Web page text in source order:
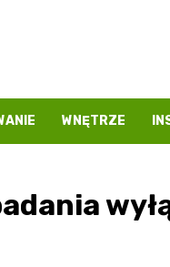
WNĘTRZE